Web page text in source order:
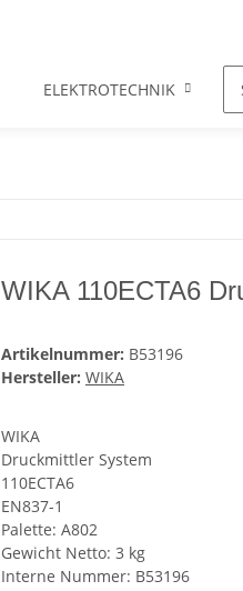
ELEKTROTECHNIK
WIKA 110ECTA6
Artikelnummer: B53196
Hersteller: WIKA
WIKA
Druckmittler System
110ECTA6
EN837-1
Palette: A802
Gewicht Netto: 3 kg
Interne Nummer: B53196